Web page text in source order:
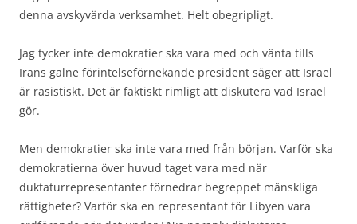
denna avskyvärda verksamhet. Helt obegripligt.
Jag tycker inte demokratier ska vara med och vänta tills
Irans galne förintelseförnekande president säger att Israel
är rasistiskt. Det är faktiskt rimligt att diskutera vad Israel
gör.
Men demokratier ska inte vara med från början. Varför ska
demokratierna över huvud taget vara med när
duktaturrepresentanter förnedrar begreppet mänskliga
rättigheter? Varför ska en representant för Libyen vara